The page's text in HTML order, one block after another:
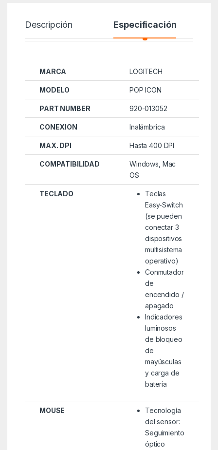
Descripción Especificación
MARCA LOGITECH
MODELO POP ICON
PART NUMBER 920-013052
CONEXION Inalámbrica
MAX. DPI Hasta 400 DPI
COMPATIBILIDAD
Windows, Mac
OS
TECLADO
Teclas
Easy-Switch
(se pueden
conectar 3
dispositivos
multisistema
operativo)
Conmutador
de
encendido /
apagado
Indicadores
luminosos
de bloqueo
de
mayúsculas
y carga de
batería
MOUSE
Tecnología
del sensor:
Seguimiento
óptico